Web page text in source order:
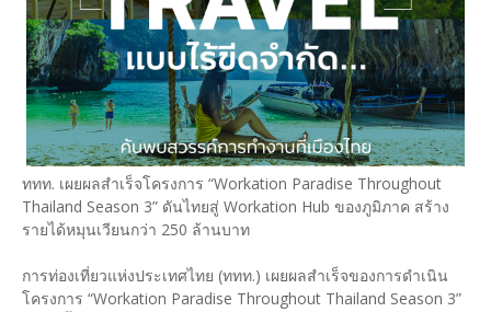
ททท. เผยผลสำเร็จโครงการ “Workation Paradise Throughout
Thailand Season 3” ดันไทยสู่ Workation Hub ของภูมิภาค สร้าง
รายได้หมุนเวียนกว่า 250 ล้านบาท
การท่องเที่ยวแห่งประเทศไทย (ททท.) เผยผลสำเร็จของการดำเนิน
โครงการ “Workation Paradise Throughout Thailand Season 3”